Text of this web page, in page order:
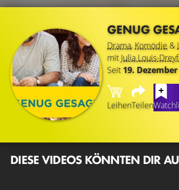
GENUG
Drama, Komödie &
mit Julia Louis-
Seit 19. Dezember
LeihenTeilen
DIESE VIDEOS KÖNNTEN DIR